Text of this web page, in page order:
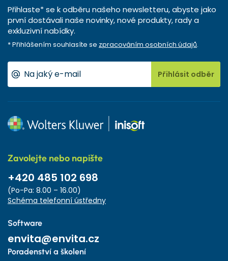
Přihlaste* se k odběru našeho newsletteru, abyste jako
první dostávali naše novinky, nové produkty, rady a
exkluzivní nabídky.
* Přihlášením souhlasíte se zpracováním osobních údajů.
Přihlásit odběr
Zavolejte nebo napište
+420 485 102 698
(Po-Pa: 8.00 – 16.00)
Schéma telefonní ústředny
Software
envita@envita.cz
Poradenství a školení